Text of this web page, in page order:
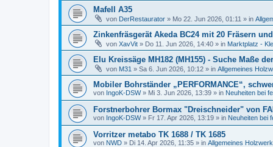
Mafell A35
von DerRestaurator » Mo 22. Jun 2026, 01:11 » in
Zinkenfräsgerät Akeda BC24 mit 20 Fräsern
von XavVit » Do 11. Jun 2026, 14:40 » in Marktplatz -
Elu Kreissäge MH182 (MH155) - Suche Maße
von M31 » Sa 6. Jun 2026, 10:12 » in Allgemeines
Mobiler Bohrständer „PERFORMANCE“,
von IngoK-DSW» Mi 3. Jun 2026, 13:39 » in Neuheiten bei
Forstnerbohrer Bormax "Dreischneider" von
von IngoK-DSW» Fr 17. Apr 2026, 13:19 » in Neuheiten bei
Vorritzer metabo TK 1688 / TK 1685
von NWD » Di 14. Apr 2026, 11:35 » in Allgemeines